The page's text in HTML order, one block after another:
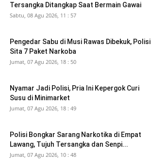
Tersangka Ditangkap Saat Bermain Gawai
Sabtu, 08 Agu 2026, 11 : 57
Pengedar Sabu di Musi Rawas Dibekuk, Polisi
Sita 7 Paket Narkoba
Jumat, 07 Agu 2026, 18 : 50
Nyamar Jadi Polisi, Pria Ini Kepergok Curi
Susu di Minimarket
Jumat, 07 Agu 2026, 18 : 49
Polisi Bongkar Sarang Narkotika di Empat
Lawang, Tujuh Tersangka dan Senpi...
Jumat, 07 Agu 2026, 10 : 48